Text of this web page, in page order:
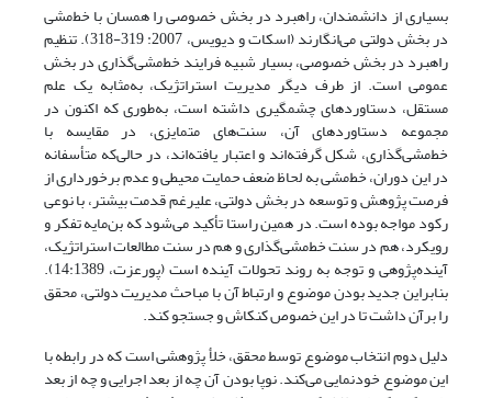
بسیاری از دانشمندان، راهبرد در بخش خصوصی را همسان با خط‌مشی
در بخش دولتی می‌انگارند (اسکات و دیویس، 2007: 319-318). تنظیم
راهبرد در بخش خصوصی، بسیار شبیه فرایند خط‌مشی‌گذاری در بخش
عمومی است. از طرف دیگر مدیریت استراتژیک، به‌مثابه یک علم
مستقل، دستاوردهای چشمگیری داشته است، به‌طوری که اکنون در
مجموعه دستاوردهای آن، سنت‌های متمایزی، در مقایسه با
خط‌مشی‌گذاری، شکل گرفته‌اند و اعتبار یافته‌اند، در حالی‌که متأسفانه
در این دوران، خط‌مشی به لحاظ ضعف حمایت محیطی و عدم برخورداری از
فرصت پژوهش و توسعه در بخش دولتی، علیرغم قدمت بیشتر، با نوعی
رکود مواجه بوده است. در همین راستا تأکید می‌شود که بن‌مایه تفکر و
رویکرد، هم در سنت خط‌مشی‌گذاری و هم در سنت مطالعات استراتژیک،
آینده‌پژوهی و توجه به روند تحولات آینده است (پورعزت، 14:1389).
بنابراین جدید بودن موضوع و ارتباط آن با مباحث مدیریت دولتی، محقق
را برآن داشت تا در این خصوص کنکاش و جستجو کند.
دلیل دوم انتخاب موضوع توسط محقق، خلأ پژوهشی است که در رابطه با
این موضوع خودنمایی می‌کند. نوپا بودن آن چه از بعد اجرایی و چه از بعد